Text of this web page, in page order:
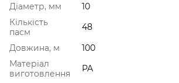
Діаметр, мм
10
Кількість
пасм
48
Довжина, м
100
Матеріал
виготовлення
PA